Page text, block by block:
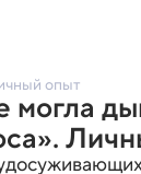
опыт
могла